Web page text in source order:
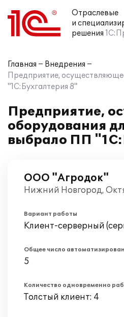
Отраслевые
и
решения
Главная
Внедрения
Предприятие,
"1С:Бухгалтерия 8"
Предприятие,
оборудования
выбрало ПП
ООО "Агродок"
Нижний Новгород,
Вариант работы
Клиент-серверный
Общее число
5
Количество одновременно
Толстый клиент: 4